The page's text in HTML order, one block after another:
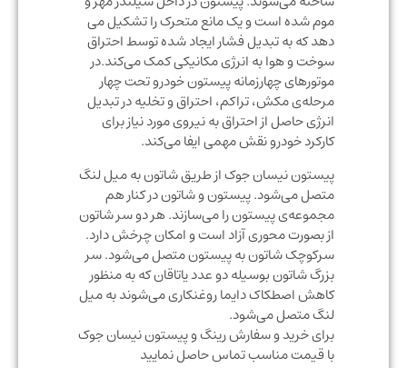
موم شده است و یک مانع متحرک را تشکیل می
دهد که به تبدیل فشار ایجاد شده توسط احتراق
سوخت و هوا به انرژی مکانیکی کمک می‌کند.در
موتورهای چهارزمانه پیستون خودرو تحت چهار
مرحله‌ی مکش، تراکم، احتراق و تخلیه در تبدیل
انرژی حاصل از احتراق به نیروی مورد نیاز برای
کارکرد خودرو نقش مهمی ایفا می‌کند.
پیستون نیسان جوک از طریق شاتون به میل لنگ
متصل می‌شود. پیستون و شاتون در کنار هم
مجموعه‌ی پیستون را می‌سازند. هر دو سر شاتون
از بصورت محوری آزاد است و امکان چرخش دارد.
سرکوچک شاتون به پیستون متصل می‌شود. سر
بزرگ شاتون بوسیله دو عدد یاتاقان که به منظور
کاهش اصطکاک دایما روغنکاری می‌شوند به میل
لنگ متصل می‌شود.
برای خرید و سفارش رینگ و پیستون نیسان جوک
با قیمت مناسب تماس حاصل نمایید